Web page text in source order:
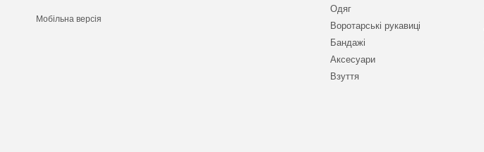
Мобільна версія
Одяг
Воротарські рукавиці
Бандажі
Аксесуари
Взуття